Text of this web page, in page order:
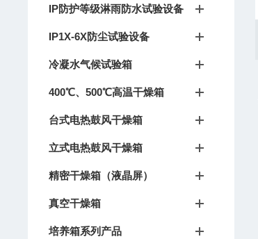
IP防护等级淋雨防水试验设备
IP1X-6X防尘试验设备
冷凝水气候试验箱
400℃、500℃高温干燥箱
台式电热鼓风干燥箱
立式电热鼓风干燥箱
精密干燥箱（液晶屏）
真空干燥箱
培养箱系列产品